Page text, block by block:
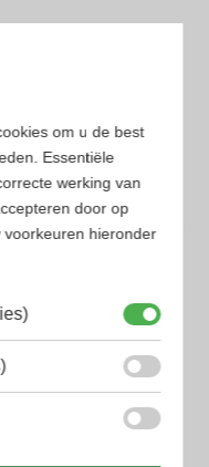
zodat jij
om u de best
Essentiële
werking van
door op
voorkeuren hieronder